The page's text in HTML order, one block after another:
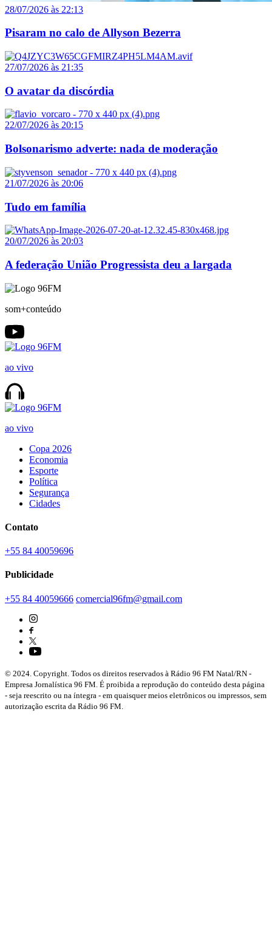
28/07/2026 às 22:13
Pisaram no calo de Allyson Bezerra
27/07/2026 às 21:35
O avatar da discórdia
22/07/2026 às 20:15
Bolsonarismo adverte: nada de moderação
21/07/2026 às 20:06
Tudo em família
20/07/2026 às 20:03
A federação União Progressista deu a largada
som+conteúdo
ao vivo
ao vivo
Copa 2026
Economia
Esporte
Política
Segurança
Cidades
Contato
+55 84 40059696
Publicidade
+55 84 40059666 comercial96fm@gmail.com
© 2024. Copyright. Todos os direitos reservados à Rádio 96 FM Natal/RN -
Empresa Jornalística 96 FM. É proibida a reprodução do conteúdo desta página
- seja reescrito ou na íntegra - em quaisquer meios eletrônicos ou impressos, sem
autorização escrita da Rádio 96 FM.